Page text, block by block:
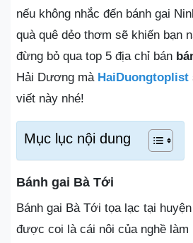
nếu không nhắc đến bánh gai
quà quê dẻo thơm sẽ khiến bạn
đừng bỏ qua top 5 địa chỉ bán
Hải Dương mà HaiDuongtoplist
viết này nhé!
Mục lục nội dung
Bánh gai Bà Tới
Bánh gai Bà Tới tọa lạc tại
được coi là cái nôi của nghề làm